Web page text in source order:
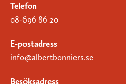
Telefon
08-696 86 20
E-postadress
info@albertbonniers.se
Besöksadress